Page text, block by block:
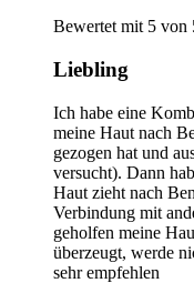
Bewertet mit 5 von
Liebling
Ich habe eine
meine Haut nach
gezogen hat und
versucht). Dann
Haut zieht nach
Verbindung mit
geholfen meine
überzeugt, werde
sehr empfehlen